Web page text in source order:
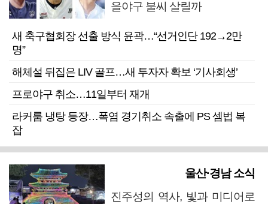
을야구 불씨 살릴까
새 축구협회장 선출 방식 윤곽…“선거인단 192→2만
명”
해체설 뒤집은 LIV 골프…새 투자자 확보 ‘기사회생’
프로야구 취소…11일부터 재개
라커룸 냉탕 등장…폭염 경기취소 속출에 PS 셈법 복
잡
울산·경남 소식
진주성의 역사, 빛과 미디어로